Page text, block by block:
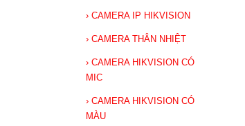
› CAMERA IP HIKVISION
› CAMERA THÂN NHIỆT
› CAMERA HIKVISION CÓ
MIC
› CAMERA HIKVISION CÓ
MÀU